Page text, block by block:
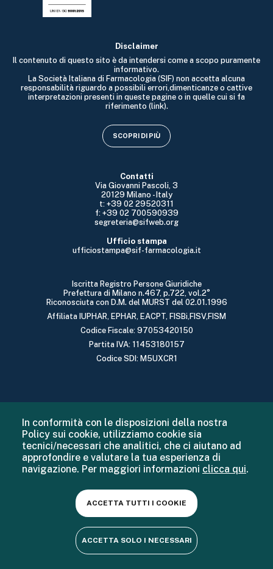
Contatti
Via Giovanni Pascoli, 3
20129 Milano - Italy
t: +39 02 29520311
f: +39 02 700590939
segreteria@sifweb.org
Ufficio stampa
ufficiostampa@sif-farmacologia.it
Iscritta Registro Persone Giuridiche
Prefettura di Milano n.467, p.722, vol.2°
Riconosciuta con D.M. del MURST del 02.01.1996
Affiliata IUPHAR, EPHAR, EACPT, FISBi,FISV,FISM
Codice Fiscale: 97053420150
Partita IVA: 11453180157
Codice SDI: M5UXCR1
Disclaimer
Il contenuto di questo sito è da intendersi come a scopo puramente
informativo.
La Società Italiana di Farmacologia (SIF) non accetta alcuna
responsabilità riguardo a possibili errori,dimenticanze o cattive
interpretazioni presenti in queste pagine o in quelle cui si fa
riferimento (link).
SCOPRI DI PIÙ
In conformità con le disposizioni della nostra
Policy sui cookie, utilizziamo cookie sia
tecnici/necessari che analitici, che ci aiutano ad
approfondire e valutare la tua esperienza di
navigazione. Per maggiori informazioni clicca qui.
ACCETTA SOLO I NECESSARI
ACCETTA TUTTI I COOKIE